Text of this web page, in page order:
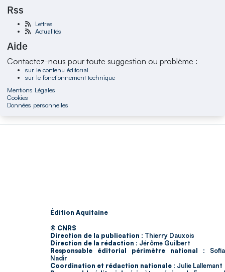
Rss
Lettres
Actualités
Aide
Contactez-nous pour toute suggestion ou problème :
sur le contenu éditorial
sur le fonctionnement technique
Mentions Légales
Cookies
Données personnelles
Édition Aquitaine
© CNRS
Direction de la publication : Thierry Dauxois
Direction de la rédaction : Jérôme Guilbert
Responsable éditorial périmètre national : Sofia
Nadir
Coordination et rédaction nationale : Julie Lallemant